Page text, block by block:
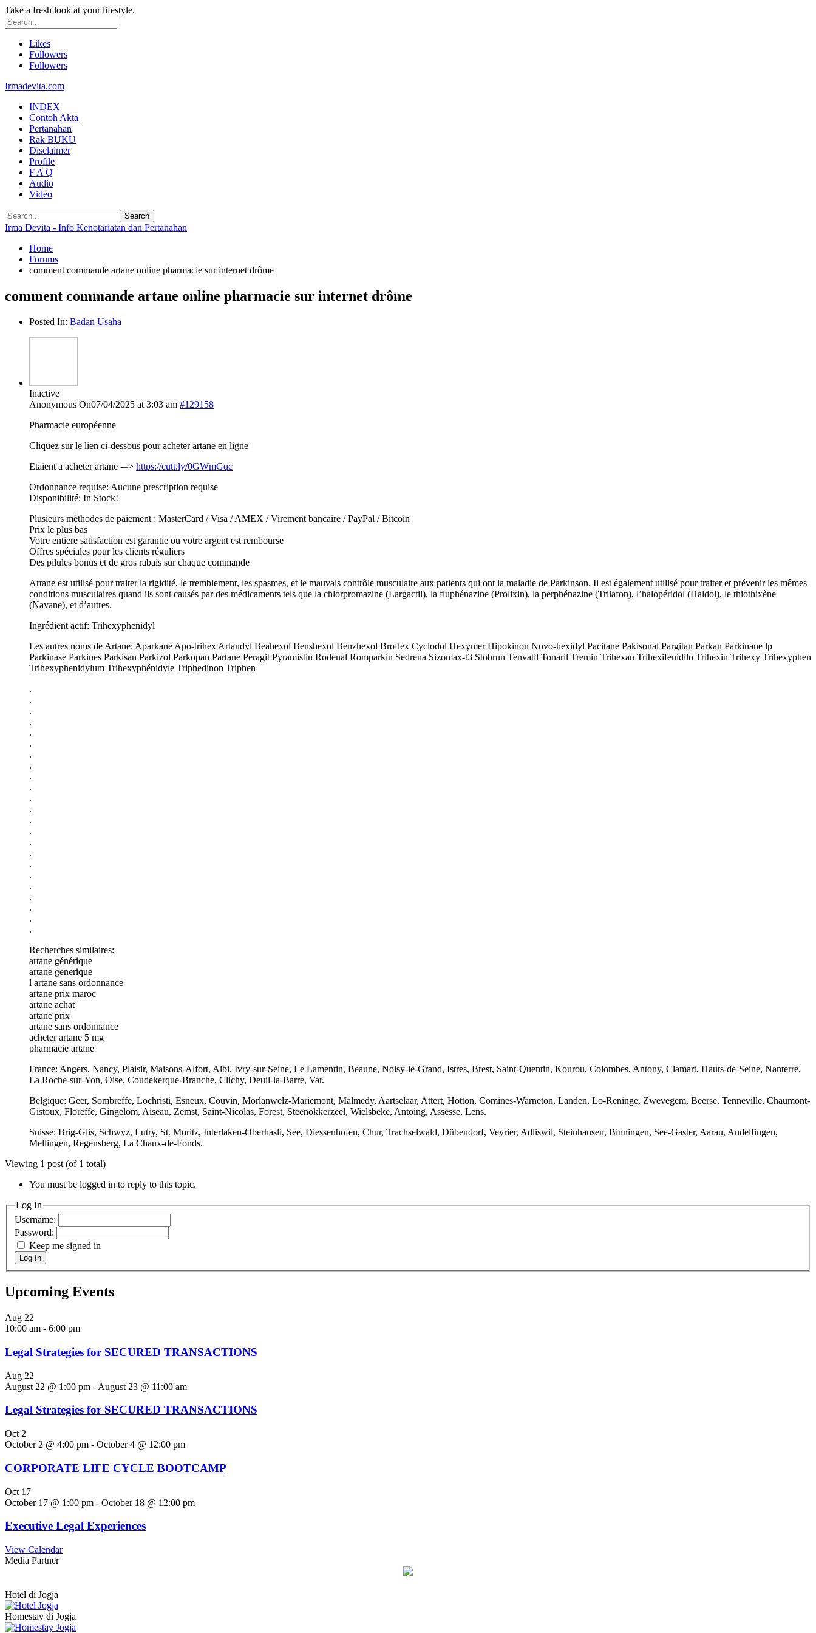
Take a fresh look at your lifestyle.
Likes
Followers
Followers
Irmadevita.com
INDEX
Contoh Akta
Pertanahan
Rak BUKU
Disclaimer
Profile
F A Q
Audio
Video
Irma Devita - Info Kenotariatan dan Pertanahan
Home
Forums
comment commande artane online pharmacie sur internet drôme
comment commande artane online pharmacie sur internet drôme
Posted In: Badan Usaha
Inactive
Anonymous On07/04/2025 at 3:03 am #129158
Pharmacie européenne
Cliquez sur le lien ci-dessous pour acheter artane en ligne
Etaient a acheter artane -–> https://cutt.ly/0GWmGqc
Ordonnance requise: Aucune prescription requise
Disponibilité: In Stock!
Plusieurs méthodes de paiement : MasterCard / Visa / AMEX / Virement bancaire / PayPal / Bitcoin
Prix le plus bas
Votre entiere satisfaction est garantie ou votre argent est rembourse
Offres spéciales pour les clients réguliers
Des pilules bonus et de gros rabais sur chaque commande
Artane est utilisé pour traiter la rigidité, le tremblement, les spasmes, et le mauvais contrôle musculaire aux patients qui ont la maladie de Parkinson. Il est également utilisé pour traiter et prévenir les mêmes
conditions musculaires quand ils sont causés par des médicaments tels que la chlorpromazine (Largactil), la fluphénazine (Prolixin), la perphénazine (Trilafon), l’halopéridol (Haldol), le thiothixène
(Navane), et d’autres.
Ingrédient actif: Trihexyphenidyl
Les autres noms de Artane: Aparkane Apo-trihex Artandyl Beahexol Benshexol Benzhexol Broflex Cyclodol Hexymer Hipokinon Novo-hexidyl Pacitane Pakisonal Pargitan Parkan Parkinane lp
Parkinase Parkines Parkisan Parkizol Parkopan Partane Peragit Pyramistin Rodenal Romparkin Sedrena Sizomax-t3 Stobrun Tenvatil Tonaril Tremin Trihexan Trihexifenidilo Trihexin Trihexy Trihexyphen
Trihexyphenidylum Trihexyphénidyle Triphedinon Triphen
.
.
.
.
.
.
.
.
.
.
.
.
.
.
.
.
.
.
.
.
.
.
.
Recherches similaires:
artane générique
artane generique
l artane sans ordonnance
artane prix maroc
artane achat
artane prix
artane sans ordonnance
acheter artane 5 mg
pharmacie artane
France: Angers, Nancy, Plaisir, Maisons-Alfort, Albi, Ivry-sur-Seine, Le Lamentin, Beaune, Noisy-le-Grand, Istres, Brest, Saint-Quentin, Kourou, Colombes, Antony, Clamart, Hauts-de-Seine, Nanterre,
La Roche-sur-Yon, Oise, Coudekerque-Branche, Clichy, Deuil-la-Barre, Var.
Belgique: Geer, Sombreffe, Lochristi, Esneux, Couvin, Morlanwelz-Mariemont, Malmedy, Aartselaar, Attert, Hotton, Comines-Warneton, Landen, Lo-Reninge, Zwevegem, Beerse, Tenneville, Chaumont-
Gistoux, Floreffe, Gingelom, Aiseau, Zemst, Saint-Nicolas, Forest, Steenokkerzeel, Wielsbeke, Antoing, Assesse, Lens.
Suisse: Brig-Glis, Schwyz, Lutry, St. Moritz, Interlaken-Oberhasli, See, Diessenhofen, Chur, Trachselwald, Dübendorf, Veyrier, Adliswil, Steinhausen, Binningen, See-Gaster, Aarau, Andelfingen,
Mellingen, Regensberg, La Chaux-de-Fonds.
Viewing 1 post (of 1 total)
You must be logged in to reply to this topic.
Log In
Username:
Password:
Keep me signed in
Log In
Upcoming Events
Aug 22
10:00 am - 6:00 pm
Legal Strategies for SECURED TRANSACTIONS
Aug 22
August 22 @ 1:00 pm - August 23 @ 11:00 am
Legal Strategies for SECURED TRANSACTIONS
Oct 2
October 2 @ 4:00 pm - October 4 @ 12:00 pm
CORPORATE LIFE CYCLE BOOTCAMP
Oct 17
October 17 @ 1:00 pm - October 18 @ 12:00 pm
Executive Legal Experiences
View Calendar
Media Partner
Hotel di Jogja
Homestay di Jogja